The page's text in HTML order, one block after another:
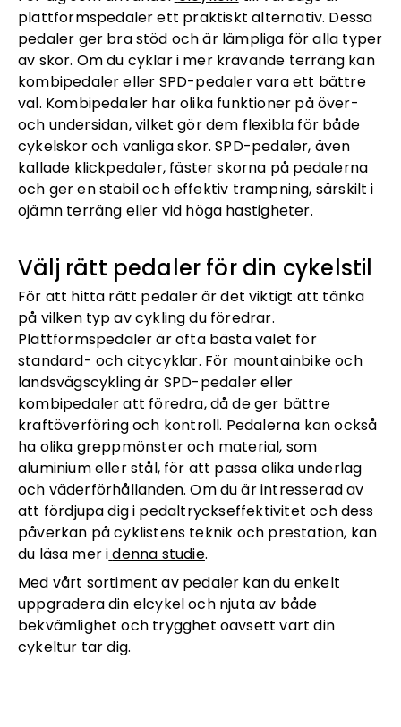
plattformspedaler ett praktiskt alternativ. Dessa
pedaler ger bra stöd och är lämpliga för alla typer
av skor. Om du cyklar i mer krävande terräng kan
kombipedaler eller SPD-pedaler vara ett bättre
val. Kombipedaler har olika funktioner på över-
och undersidan, vilket gör dem flexibla för både
cykelskor och vanliga skor. SPD-pedaler, även
kallade klickpedaler, fäster skorna på pedalerna
och ger en stabil och effektiv trampning, särskilt i
ojämn terräng eller vid höga hastigheter.
Välj rätt pedaler för din cykelstil
För att hitta rätt pedaler är det viktigt att tänka
på vilken typ av cykling du föredrar.
Plattformspedaler är ofta bästa valet för
standard- och citycyklar. För mountainbike och
landsvägscykling är SPD-pedaler eller
kombipedaler att föredra, då de ger bättre
kraftöverföring och kontroll. Pedalerna kan också
ha olika greppmönster och material, som
aluminium eller stål, för att passa olika underlag
och väderförhållanden. Om du är intresserad av
att fördjupa dig i pedaltryckseffektivitet och dess
påverkan på cyklistens teknik och prestation, kan
du läsa mer idenna studie.
Med vårt sortiment av pedaler kan du enkelt
uppgradera din elcykel och njuta av både
bekvämlighet och trygghet oavsett vart din
cykeltur tar dig.